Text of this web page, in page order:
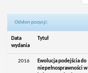
Odsłon pozycji:
Data
wydania
Tytuł
2016
Ewolucja podejścia do
niepełnosprawności w